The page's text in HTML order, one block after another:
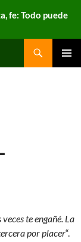
fe: Todo puede
veces te engañé. La
por placer“.